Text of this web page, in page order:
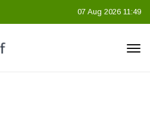
07 Aug 2026 11:49